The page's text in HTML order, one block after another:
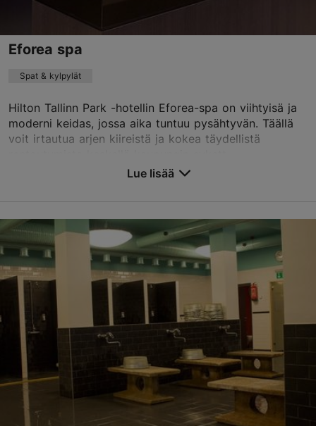
Green Key -merkki
TripAdvisor suositus
perustuu3019 arvioon
Eforea spa
Spat & kylpylät
Hilton Tallinn Park -hotellin Eforea-spa on viihtyisä ja
moderni keidas, jossa aika tuntuu pysähtyvän. Täällä
voit irtautua arjen kiireistä ja kokea täydellistä
F. R. Kreutzwaldi tn 23, Tallinn
Keskusta
01.01–31.12
ma-su 09:00–21:00
Lue lisää
tallinn.eforea@hilton.com
+372 630 5430
Lue lisää